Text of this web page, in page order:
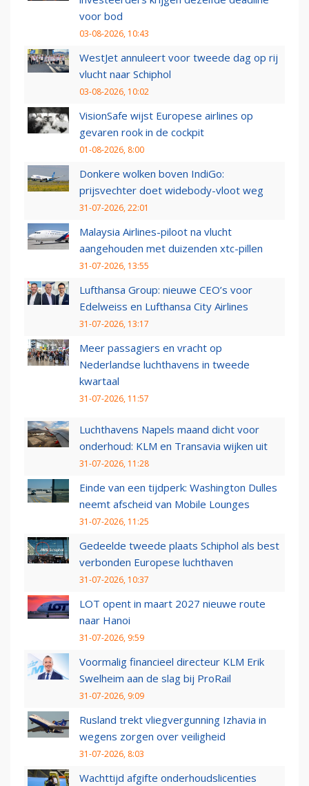
voor bod
03-08-2026, 10:43
WestJet annuleert voor tweede dag op rij
vlucht naar Schiphol
03-08-2026, 10:02
VisionSafe wijst Europese airlines op
gevaren rook in de cockpit
01-08-2026, 8:00
Donkere wolken boven IndiGo:
prijsvechter doet widebody-vloot weg
31-07-2026, 22:01
Malaysia Airlines-piloot na vlucht
aangehouden met duizenden xtc-pillen
31-07-2026, 13:55
Lufthansa Group: nieuwe CEO’s voor
Edelweiss en Lufthansa City Airlines
31-07-2026, 13:17
Meer passagiers en vracht op
Nederlandse luchthavens in tweede
kwartaal
31-07-2026, 11:57
Luchthavens Napels maand dicht voor
onderhoud: KLM en Transavia wijken uit
31-07-2026, 11:28
Einde van een tijdperk: Washington Dulles
neemt afscheid van Mobile Lounges
31-07-2026, 11:25
Gedeelde tweede plaats Schiphol als best
verbonden Europese luchthaven
31-07-2026, 10:37
LOT opent in maart 2027 nieuwe route
naar Hanoi
31-07-2026, 9:59
Voormalig financieel directeur KLM Erik
Swelheim aan de slag bij ProRail
31-07-2026, 9:09
Rusland trekt vliegvergunning Izhavia in
wegens zorgen over veiligheid
31-07-2026, 8:03
Wachttijd afgifte onderhoudslicenties